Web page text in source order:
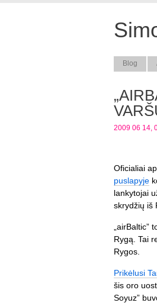
Blog
2009 06 14,
Oficialiai
puslapyje
lankytojai
skrydžių iš
Rygą. Tai
Rygos.
Prikėlusi
šis oro
Soyuz”